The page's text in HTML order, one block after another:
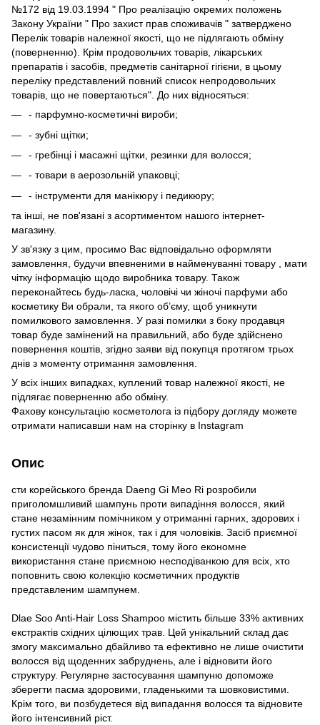
№172 від 19.03.1994 " Про реалізацію окремих положень
Закону України " Про захист прав споживачів " затверджено
Перелік товарів належної якості, що не підлягають обміну
(поверненню). Крім продовольчих товарів, лікарських
препаратів і засобів, предметів санітарної гігієни, в цьому
переліку представлений повний список непродовольчих
товарів, що не повертаються". До них відносяться:
- парфумно-косметичні вироби;
- зубні щітки;
- гребінці і масажні щітки, резинки для волосся;
- товари в аерозольній упаковці;
- інструменти для манікюру і педикюру;
та інші, не пов'язані з асортиментом нашого інтернет-
магазину.
У зв'язку з цим, просимо Вас відповідально оформляти
замовлення, будучи впевненими в найменуванні товару , мати
чітку інформацію щодо виробника товару. Також
переконайтесь будь-ласка, чоловічі чи жіночі парфуми або
косметику Ви обрали, та якого об’єму, щоб уникнути
помилкового замовлення. У разі помилки з боку продавця
товар буде замінений на правильний, або буде здійснено
повернення коштів, згідно заяви від покупця протягом трьох
днів з моменту отримання замовлення.
У всіх інших випадках, куплений товар належної якості, не
підлягає поверненню або обміну.
Фахову консультацію косметолога із підбору догляду можете
отримати написавши нам на сторінку в Instagram
Опис
сти корейського бренда Daeng Gi Meo Ri розробили
приголомшливий шампунь проти випадіння волосся, який
стане незамінним помічником у отриманні гарних, здорових і
густих пасом як для жінок, так і для чоловіків. Засіб приємної
консистенції чудово піниться, тому його економне
використання стане приємною несподіванкою для всіх, хто
поповнить свою колекцію косметичних продуктів
представленим шампунем.
Dlaе Soo Anti-Hair Loss Shampoo містить більше 33% активних
екстрактів східних цілющих трав. Цей унікальний склад дає
змогу максимально дбайливо та ефективно не лише очистити
волосся від щоденних забруднень, але і відновити його
структуру. Регулярне застосування шампуню допоможе
зберегти пасма здоровими, гладенькими та шовковистими.
Крім того, ви позбудетеся від випадання волосся та відновите
його інтенсивний ріст.